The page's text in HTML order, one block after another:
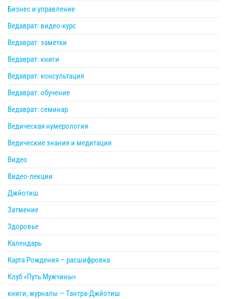
Бизнес и управление
Ведаврат: видео-курс
Ведаврат: заметки
Ведаврат: книги
Ведаврат: консультация
Ведаврат: обучение
Ведаврат: семинар
Ведическая нумерология
Ведические знания и медитация
Видео
Видео-лекции
Джйотиш
Затмение
Здоровье
Календарь
Карта Рождения – расшифровка
Клуб «Путь Мужчины»
книги, журналы — Тантра-Джйотиш